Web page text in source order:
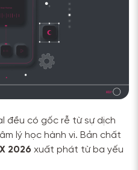
đều có gốc rễ từ sự dịch
lý học hành vi. Bản chất
2026 xuất phát từ ba yếu